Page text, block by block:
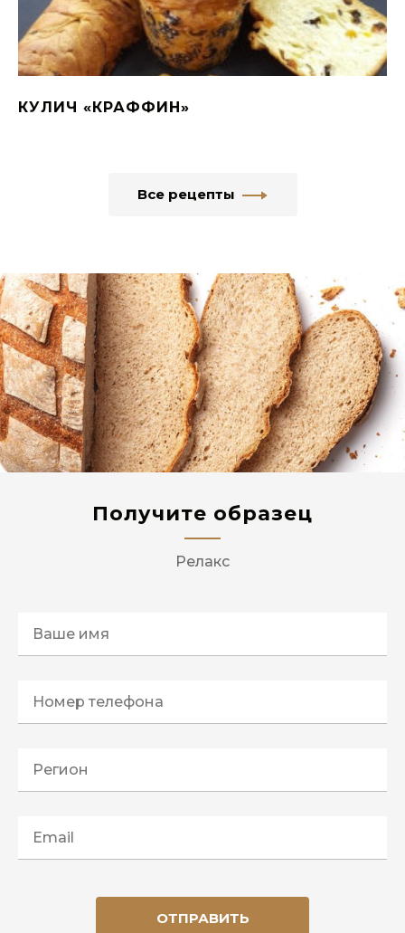
КУЛИЧ «КРАФФИН»
Все рецепты
Получите образец
Релакс
ОТПРАВИТЬ